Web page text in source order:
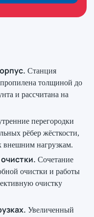
Станция
толщиной до
и рассчитана на
перегородки
рёбер жёсткости,
внешним нагрузкам.
Сочетание
очистки и работы
очистку
Увеличенный